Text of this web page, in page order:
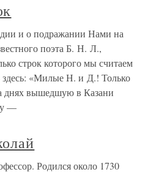
и о подражании Нами на
поэта Б. Н. Л.,
строк которого мы считаем
«Милые Н. и Д.! Только
днях вышедшую в Казани
—
Родился около 1730